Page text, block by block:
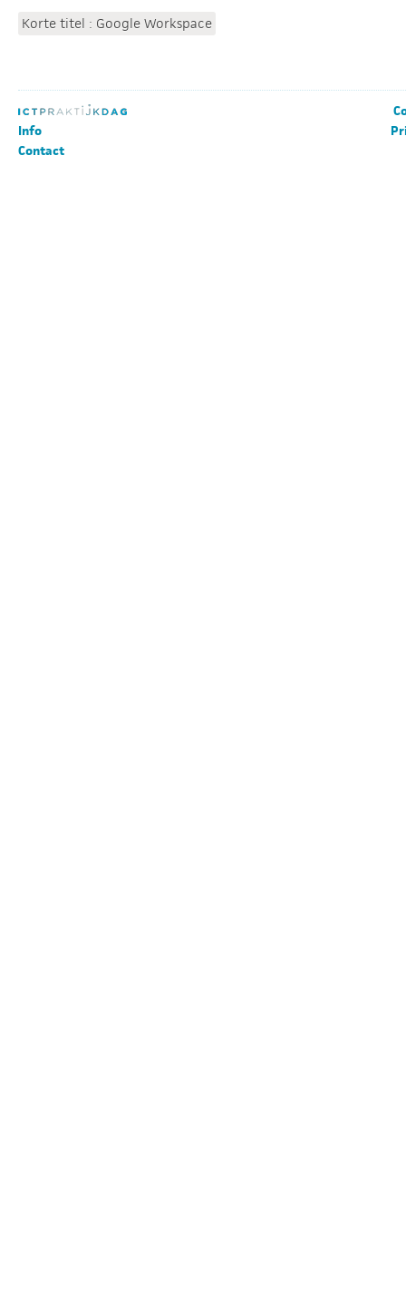
Korte titel : Google Workspace
Info
Contact